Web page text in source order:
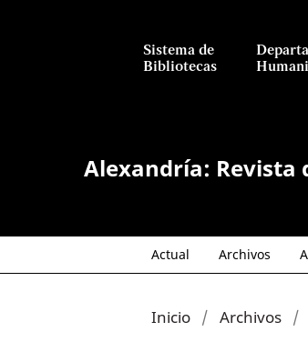
Sistema de
Bibliotecas
Alexandría: Revista
Actual Archivos
Inicio / Archivos /